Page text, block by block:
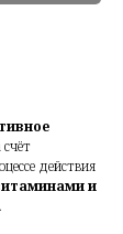
счёт
действия
и